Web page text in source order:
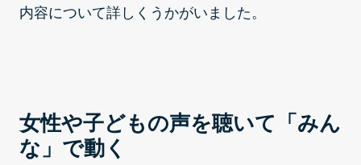
内容について詳しくうかがいました。
女性や子どもの声を聴いて「みん
な」で動く